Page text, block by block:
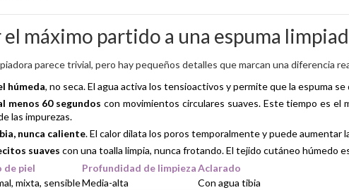
el máximo partido a una espuma
parece trivial, pero hay pequeños detalles que marcan una diferencia
húmeda, no seca. El agua activa los tensioactivos y permite que la espuma
menos 60 segundos con movimientos circulares suaves. Este tiempo es
las impurezas.
nunca caliente. El calor dilata los poros temporalmente y puede aumentar
suaves con una toalla limpia, nunca frotando. El tejido cutáneo húmedo
de piel Profundidad de limpiezaAclarado
mixta, sensibleMedia-alta
Con agua tibia